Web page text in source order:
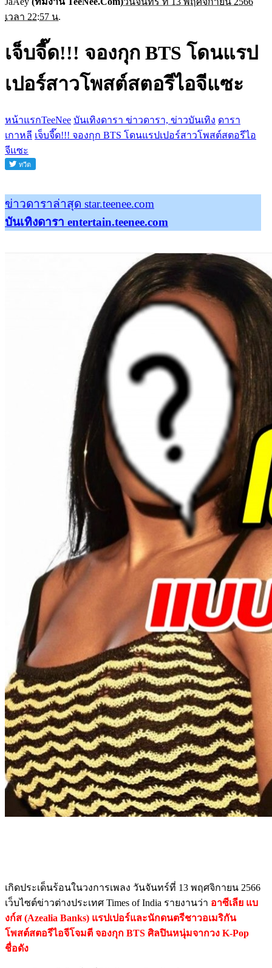
เวลา 22:57 น.
เจ็บจี๊ด!!! จองกุก BTS โดนแรป
เปอร์สาวโพสต์สตอรีไอจีแซะ
หน้าแรกTeeNee บันเทิงดารา ข่าวดารา, ข่าวบันเทิง ดารา
เกาหลี เจ็บจี๊ด!!! จองกุก BTS โดนแรปเปอร์สาวโพสต์สตอรีไอ
จีแซะ
ข่าวดาราล่าสุด star.teenee.com
บันเทิงดารา entertain.teenee.com
เกิดประเด็นร้อนในวงการเพลง วันจันทร์ที่ 13 พฤศจิกายน 2566
เว็บไซต์ข่าวต่างประเทศ Times of India รายงานว่า อาซีเลีย แบ
งก์ส (Azealia Banks) แรปเปอร์และนักดนตรีชาวอเมริกัน
โพสต์สตอรีไอจีโจมตี จองกุก BTS ศิลปินหนุ่มจากวง K-Pop
ชื่อดัง